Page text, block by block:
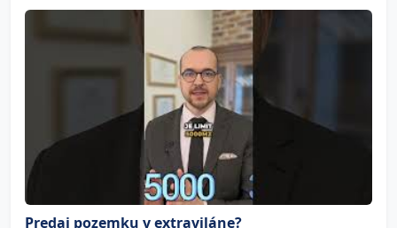
Predaj pozemku v extraviláne?